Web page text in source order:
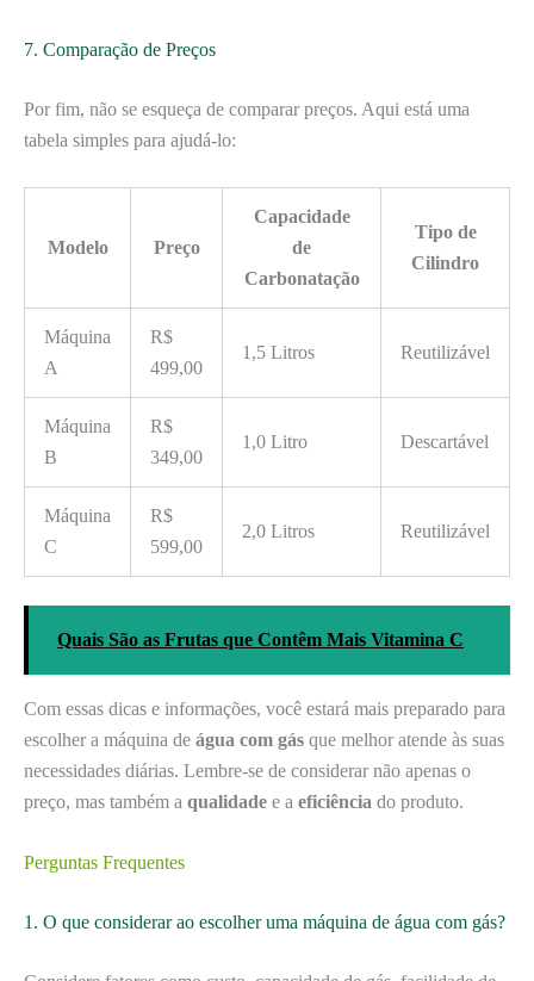
7. Comparação de Preços
Por fim, não se esqueça de comparar preços. Aqui está uma
tabela simples para ajudá-lo:
Modelo Preço
Capacidade
de
Carbonatação
Tipo de
Cilindro
Máquina
A
R$
499,00
1,5 Litros Reutilizável
Máquina
B
R$
349,00
1,0 Litro Descartável
Máquina
C
R$
599,00
2,0 Litros Reutilizável
Quais São as Frutas que Contêm Mais Vitamina C
Com essas dicas e informações, você estará mais preparado para
escolher a máquina de água com gás que melhor atende às suas
necessidades diárias. Lembre-se de considerar não apenas o
preço, mas também a qualidade e a eficiência do produto.
Perguntas Frequentes
1. O que considerar ao escolher uma máquina de água com gás?